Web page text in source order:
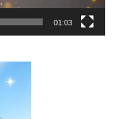
01:03